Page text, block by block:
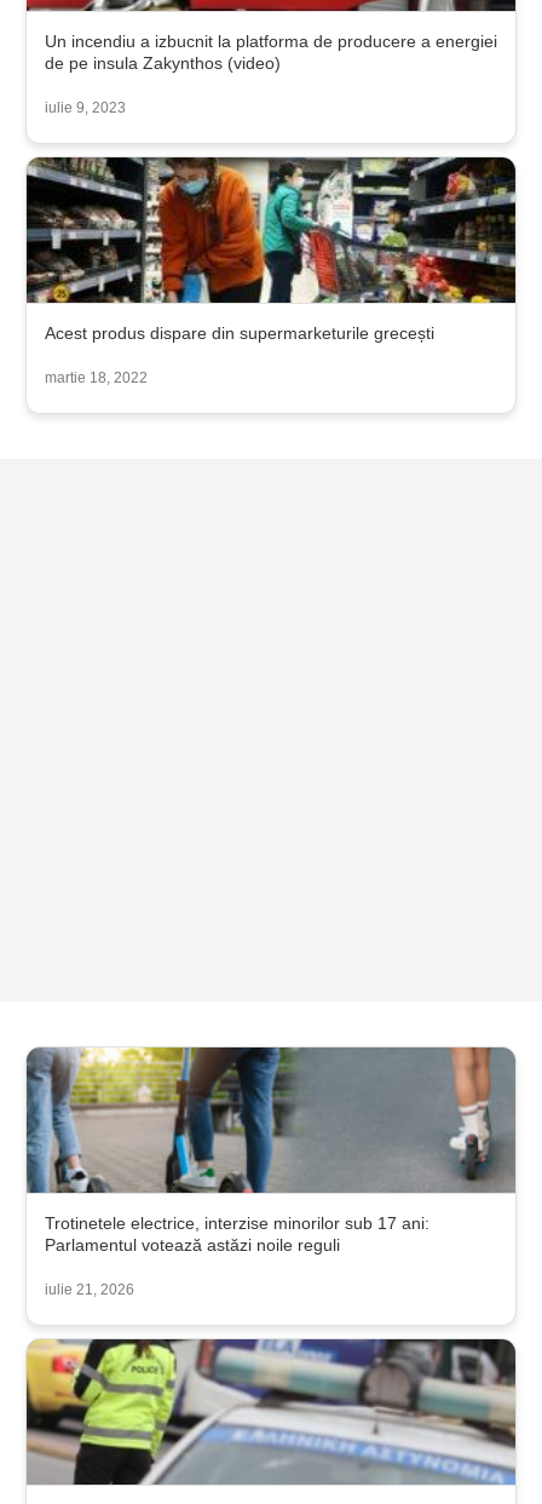
Un incendiu a izbucnit la platforma de producere a energiei
de pe insula Zakynthos (video)
iulie 9, 2023
Acest produs dispare din supermarketurile grecești
martie 18, 2022
Trotinetele electrice, interzise minorilor sub 17 ani:
Parlamentul votează astăzi noile reguli
iulie 21, 2026